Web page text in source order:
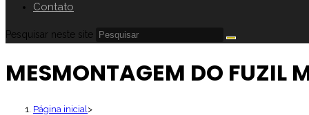
Contato
Pesquisar neste site
MESMONTAGEM DO FUZIL
Página inicial >